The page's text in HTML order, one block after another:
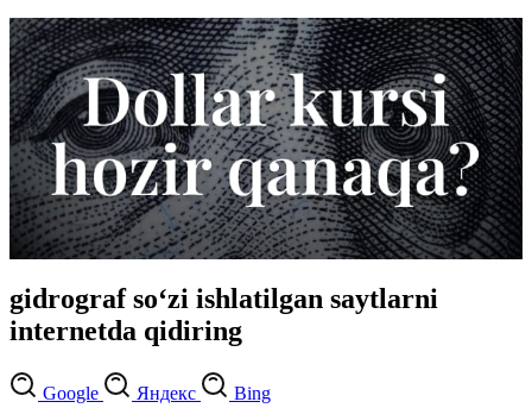
gidrograf so‘zi ishlatilgan saytlarni
internetda qidiring
Google Яндекс Bing